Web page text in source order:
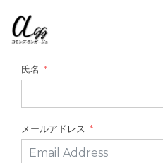
content
氏名
メールアドレス